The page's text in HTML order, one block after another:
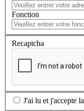
Fonction
Recaptcha
J'ai lu et j'accepte la